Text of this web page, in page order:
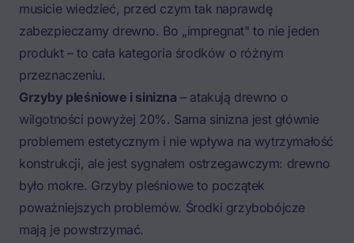
musicie wiedzieć, przed czym tak naprawdę
zabezpieczamy drewno. Bo „impregnat" to nie jeden
produkt – to cała kategoria środków o różnym
przeznaczeniu.
Grzyby pleśniowe i sinizna – atakują drewno o
wilgotności powyżej 20%. Sama sinizna jest głównie
problemem estetycznym i nie wpływa na wytrzymałość
konstrukcji, ale jest sygnałem ostrzegawczym: drewno
było mokre. Grzyby pleśniowe to początek
poważniejszych problemów. Środki grzybobójcze
mają je powstrzymać.